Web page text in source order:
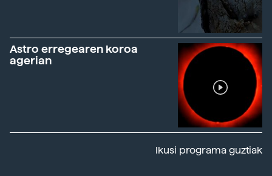
Astro erregearen koroa
agerian
Ikusi programa guztiak